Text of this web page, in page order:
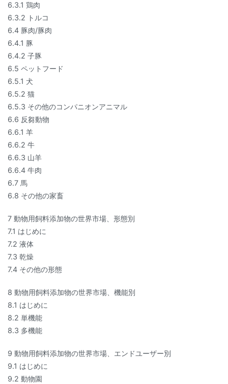
6.3.1 鶏肉
6.3.2 トルコ
6.4 豚肉/豚肉
6.4.1 豚
6.4.2 子豚
6.5 ペットフード
6.5.1 犬
6.5.2 猫
6.5.3 その他のコンパニオンアニマル
6.6 反芻動物
6.6.1 羊
6.6.2 牛
6.6.3 山羊
6.6.4 牛肉
6.7 馬
6.8 その他の家畜
7 動物用飼料添加物の世界市場、形態別
7.1 はじめに
7.2 液体
7.3 乾燥
7.4 その他の形態
8 動物用飼料添加物の世界市場、機能別
8.1 はじめに
8.2 単機能
8.3 多機能
9 動物用飼料添加物の世界市場、エンドユーザー別
9.1 はじめに
9.2 動物園